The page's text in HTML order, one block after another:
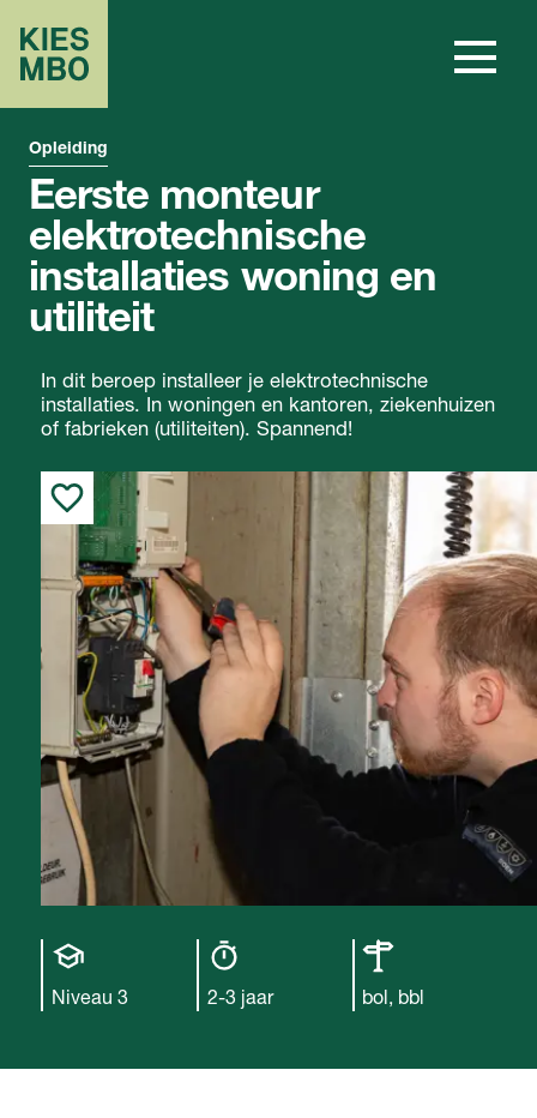
Opleiding
Eerste monteur
elektrotechnische
installaties woning en
utiliteit
In dit beroep installeer je elektrotechnische
installaties. In woningen en kantoren, ziekenhuizen
of fabrieken (utiliteiten). Spannend!
Opleiding
niveau
Niveau 3
2-3 jaar
bol, bbl